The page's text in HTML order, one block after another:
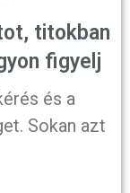
titokban
figyelj
és a
Sokan azt